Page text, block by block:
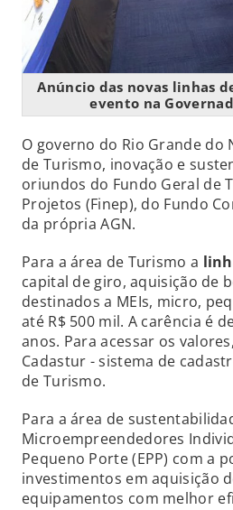
Anúncio das novas linhas
evento na
O governo do Rio Grande do
de Turismo, inovação e
oriundos do Fundo Geral de
Projetos (Finep), do Fundo
da própria AGN.
Para a área de Turismo a
capital de giro, aquisição de
destinados a MEIs, micro,
até R$ 500 mil. A carência é
anos. Para acessar os
Cadastur - sistema de
de Turismo.
Para a área de
Microempreendedores
Pequeno Porte (EPP) com a
investimentos em aquisição
equipamentos com melhor